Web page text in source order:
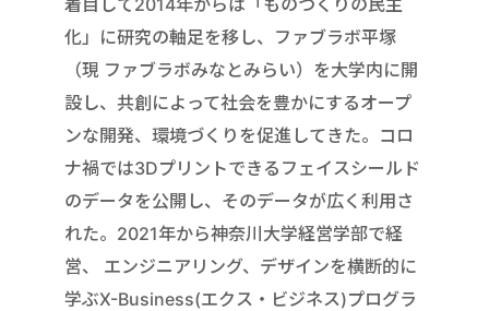
化」に研究の軸足を移し、ファブラボ平塚
（現 ファブラボみなとみらい）を大学内に開
設し、共創によって社会を豊かにするオープ
ンな開発、環境づくりを促進してきた。コロ
ナ禍では3Dプリントできるフェイスシールド
のデータを公開し、そのデータが広く利用さ
れた。2021年から神奈川大学経営学部で経
営、 エンジニアリング、デザインを横断的に
学ぶX-Business(エクス・ビジネス)プログラ